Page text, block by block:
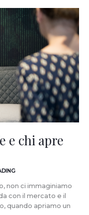
e chi apre
non ci immaginiamo
con il mercato e il
quando apriamo un